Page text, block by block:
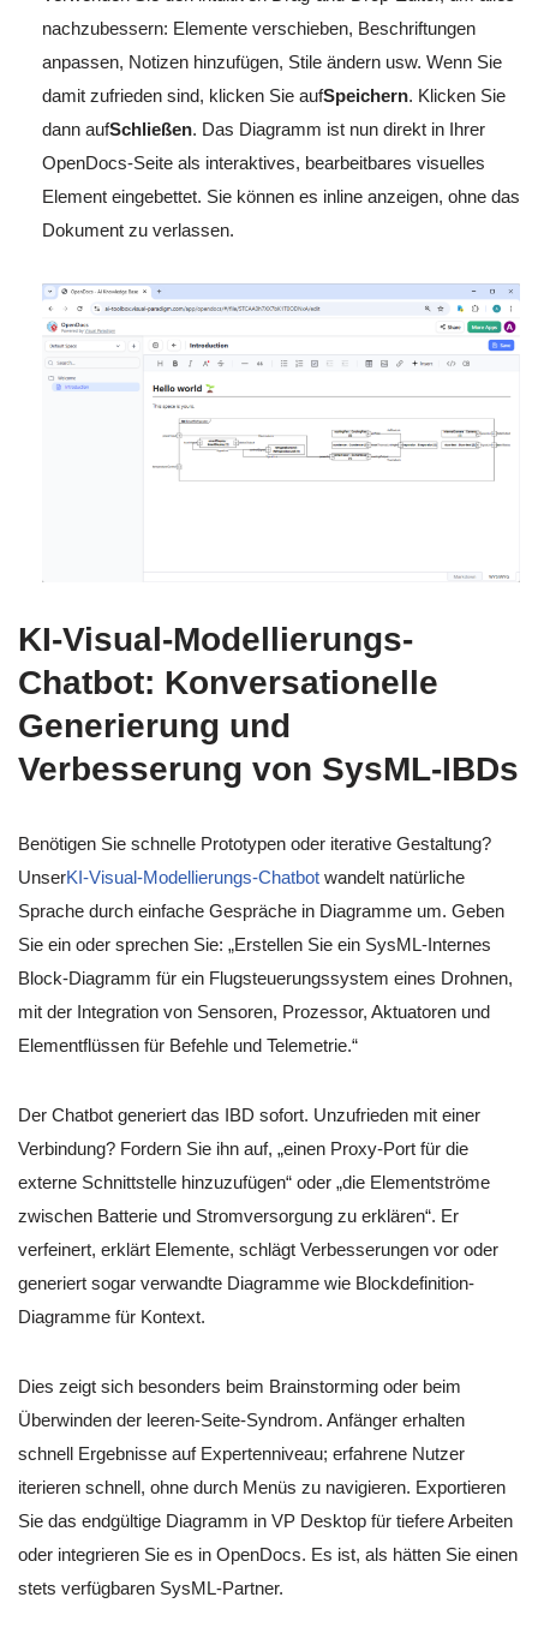
nachzubessern: Elemente verschieben, Beschriftungen
anpassen, Notizen hinzufügen, Stile ändern usw. Wenn Sie
damit zufrieden sind, klicken Sie aufSpeichern. Klicken Sie
dann aufSchließen. Das Diagramm ist nun direkt in Ihrer
OpenDocs-Seite als interaktives, bearbeitbares visuelles
Element eingebettet. Sie können es inline anzeigen, ohne das
Dokument zu verlassen.
KI-Visual-Modellierungs-
Chatbot: Konversationelle
Generierung und
Verbesserung von SysML-IBDs
Benötigen Sie schnelle Prototypen oder iterative Gestaltung?
UnserKI-Visual-Modellierungs-Chatbot wandelt natürliche
Sprache durch einfache Gespräche in Diagramme um. Geben
Sie ein oder sprechen Sie: „Erstellen Sie ein SysML-Internes
Block-Diagramm für ein Flugsteuerungssystem eines Drohnen,
mit der Integration von Sensoren, Prozessor, Aktuatoren und
Elementflüssen für Befehle und Telemetrie.“
Der Chatbot generiert das IBD sofort. Unzufrieden mit einer
Verbindung? Fordern Sie ihn auf, „einen Proxy-Port für die
externe Schnittstelle hinzuzufügen“ oder „die Elementströme
zwischen Batterie und Stromversorgung zu erklären“. Er
verfeinert, erklärt Elemente, schlägt Verbesserungen vor oder
generiert sogar verwandte Diagramme wie Blockdefinition-
Diagramme für Kontext.
Dies zeigt sich besonders beim Brainstorming oder beim
Überwinden der leeren-Seite-Syndrom. Anfänger erhalten
schnell Ergebnisse auf Expertenniveau; erfahrene Nutzer
iterieren schnell, ohne durch Menüs zu navigieren. Exportieren
Sie das endgültige Diagramm in VP Desktop für tiefere Arbeiten
oder integrieren Sie es in OpenDocs. Es ist, als hätten Sie einen
stets verfügbaren SysML-Partner.